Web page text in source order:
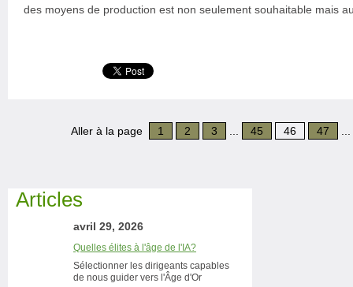
des moyens de production est non seulement souhaitable mais
Aller à la page 1 2 3 45 46 47
Articles
avril 29, 2026
Quelles élites à l'âge de l'IA?
Sélectionner les dirigeants capables
de nous guider vers l'Âge d'Or